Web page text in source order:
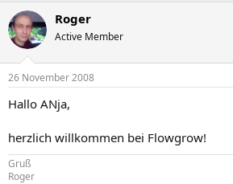
Roger
Active Member
26 November 2008
Hallo ANja,
herzlich willkommen bei Flowgrow!
Gruß
Roger